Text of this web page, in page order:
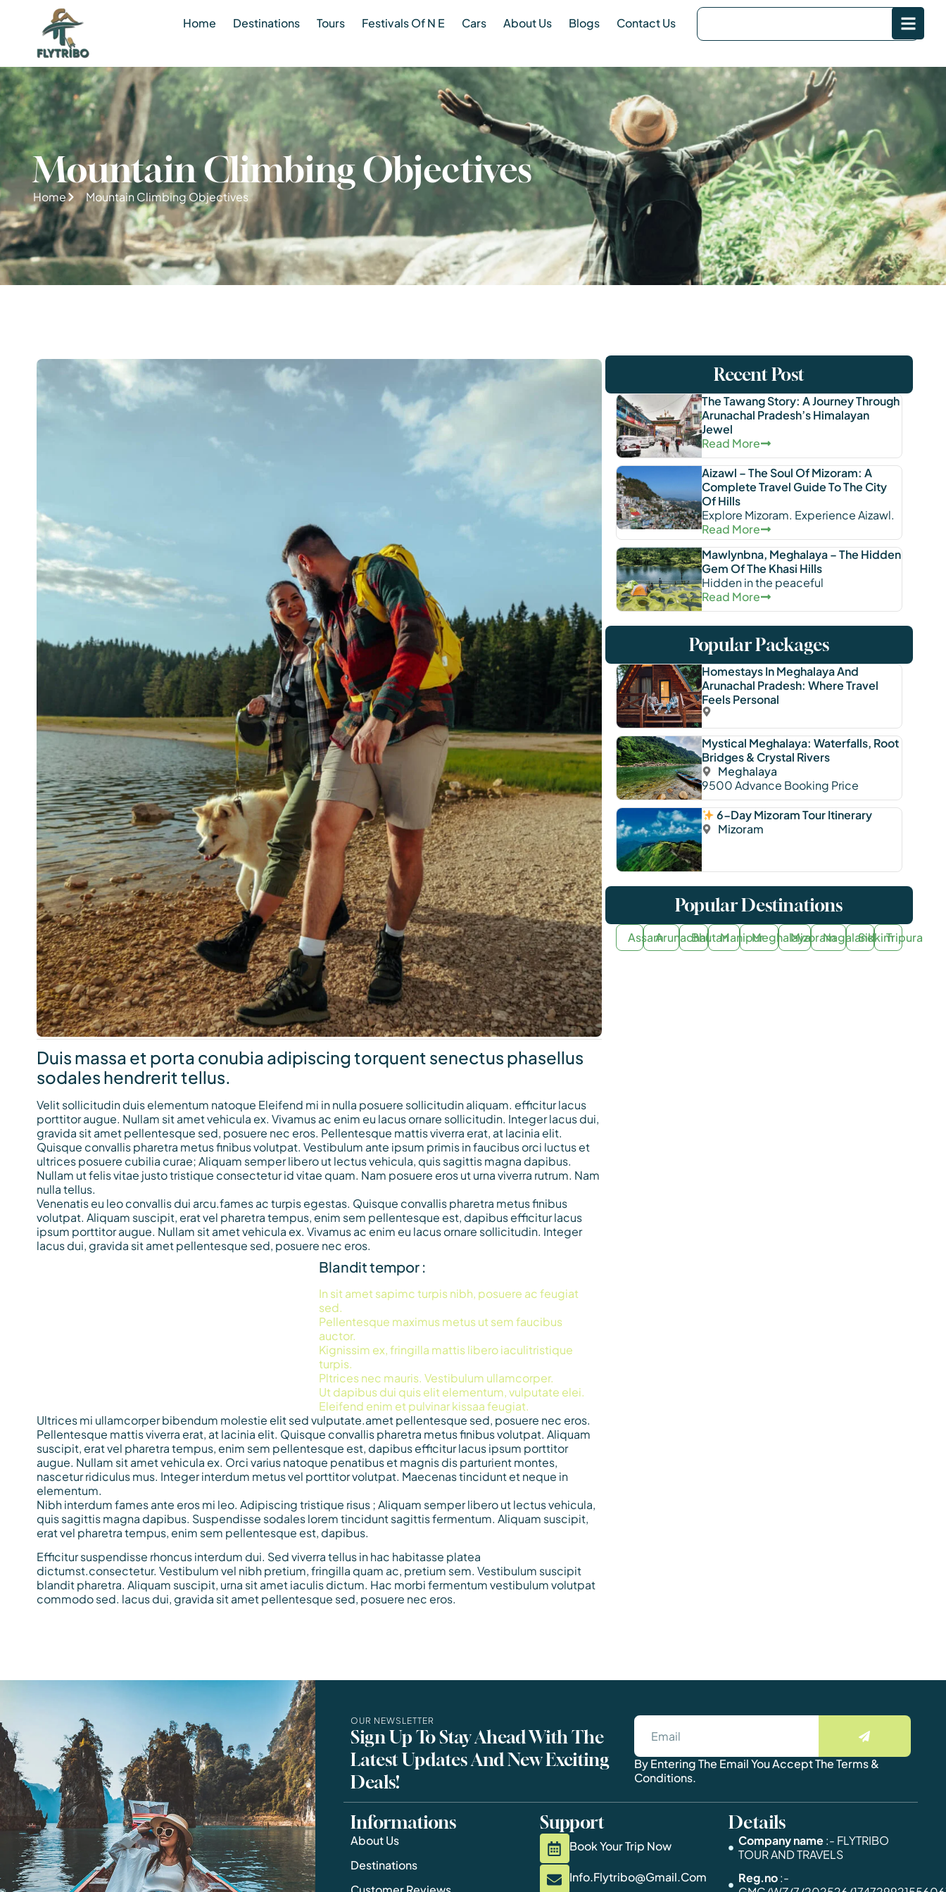
Home Destinations Tours Festivals Of N E Cars About Us Blogs Contact Us
Mountain Climbing Objectives
Home Mountain Climbing Objectives
Duis massa et porta conubia adipiscing torquent senectus phasellus
sodales hendrerit tellus.
Velit sollicitudin duis elementum natoque Eleifend mi in nulla posuere sollicitudin aliquam. efficitur lacus
porttitor augue. Nullam sit amet vehicula ex. Vivamus ac enim eu lacus ornare sollicitudin. Integer lacus dui,
gravida sit amet pellentesque sed, posuere nec eros. Pellentesque mattis viverra erat, at lacinia elit.
Quisque convallis pharetra metus finibus volutpat. Vestibulum ante ipsum primis in faucibus orci luctus et
ultrices posuere cubilia curae; Aliquam semper libero ut lectus vehicula, quis sagittis magna dapibus.
Nullam ut felis vitae justo tristique consectetur id vitae quam. Nam posuere eros ut urna viverra rutrum. Nam
nulla tellus.
Venenatis eu leo convallis dui arcu.fames ac turpis egestas. Quisque convallis pharetra metus finibus
volutpat. Aliquam suscipit, erat vel pharetra tempus, enim sem pellentesque est, dapibus efficitur lacus
ipsum porttitor augue. Nullam sit amet vehicula ex. Vivamus ac enim eu lacus ornare sollicitudin. Integer
lacus dui, gravida sit amet pellentesque sed, posuere nec eros.
Blandit tempor :
In sit amet sapimc turpis nibh, posuere ac feugiat
sed.
Pellentesque maximus metus ut sem faucibus
auctor.
Kignissim ex, fringilla mattis libero iaculitristique
turpis.
Pltrices nec mauris. Vestibulum ullamcorper.
Ut dapibus dui quis elit elementum, vulputate elei.
Eleifend enim et pulvinar kissaa feugiat.
Ultrices mi ullamcorper bibendum molestie elit sed vulputate.amet pellentesque sed, posuere nec eros.
Pellentesque mattis viverra erat, at lacinia elit. Quisque convallis pharetra metus finibus volutpat. Aliquam
suscipit, erat vel pharetra tempus, enim sem pellentesque est, dapibus efficitur lacus ipsum porttitor
augue. Nullam sit amet vehicula ex. Orci varius natoque penatibus et magnis dis parturient montes,
nascetur ridiculus mus. Integer interdum metus vel porttitor volutpat. Maecenas tincidunt et neque in
elementum.
Nibh interdum fames ante eros mi leo. Adipiscing tristique risus ; Aliquam semper libero ut lectus vehicula,
quis sagittis magna dapibus. Suspendisse sodales lorem tincidunt sagittis fermentum. Aliquam suscipit,
erat vel pharetra tempus, enim sem pellentesque est, dapibus.
Efficitur suspendisse rhoncus interdum dui. Sed viverra tellus in hac habitasse platea
dictumst.consectetur. Vestibulum vel nibh pretium, fringilla quam ac, pretium sem. Vestibulum suscipit
blandit pharetra. Aliquam suscipit, urna sit amet iaculis dictum. Hac morbi fermentum vestibulum volutpat
commodo sed. lacus dui, gravida sit amet pellentesque sed, posuere nec eros.
Recent Post
The Tawang Story: A Journey Through
Arunachal Pradesh’s Himalayan
Jewel
Read More
Aizawl – The Soul Of Mizoram: A
Complete Travel Guide To The City
Of Hills
Explore Mizoram. Experience Aizawl.
Read More
Mawlynbna, Meghalaya – The Hidden
Gem Of The Khasi Hills
Hidden in the peaceful
Read More
Popular Packages
Homestays In Meghalaya And
Arunachal Pradesh: Where Travel
Feels Personal
Mystical Meghalaya: Waterfalls, Root
Bridges & Crystal Rivers
Meghalaya
9500Advance Booking Price
6-Day Mizoram Tour Itinerary
Mizoram
Popular Destinations
AssamArunachalBhutanManipurMeghalayaMizoramNagalandSikkimTripura
OUR NEWSLETTER
Sign Up To Stay Ahead With The
Latest Updates And New Exciting
Deals!
By Entering The Email You Accept The Terms &
Conditions.
Informations
About Us
Destinations
Support
Book Your Trip Now
Info.flytribo@gmail.com
Details
Company name:- FLYTRIBO
TOUR AND TRAVELS
Reg.no:-